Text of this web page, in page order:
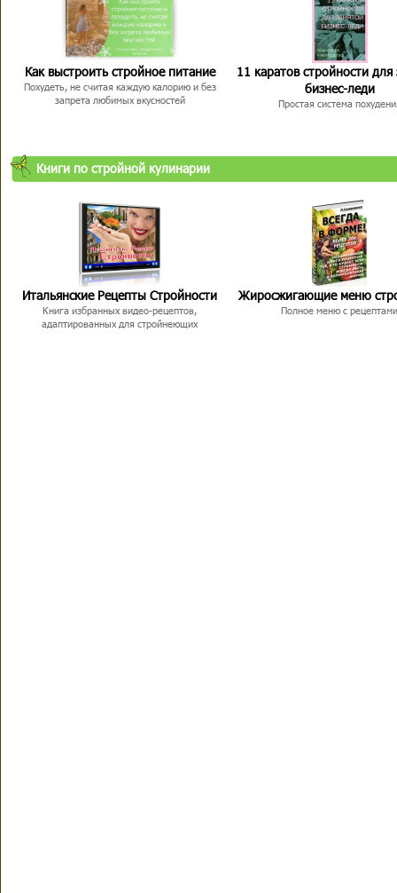
Как выстроить стройное питание
Похудеть, не считая каждую калорию и без
запрета любимых вкусностей
11 каратов стройности для
бизнес-леди
Простая система
Книги по стройной кулинарии
Итальянские Рецепты Стройности
Книга избранных видео-рецептов,
адаптированных для стройнеющих
Жиросжигающие меню
Полное меню с рецептами